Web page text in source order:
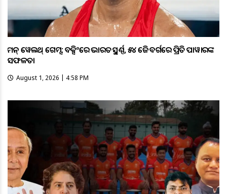
କମନ୍ ୱେଲଥ୍ ଗେମ୍ସ: ବକ୍ସିଂରେ ଭାରତକୁ ସ୍ବର୍ଣ୍ଣ, ୫୪ କେଜି ବର୍ଗରେ ପ୍ରିତି ପାୱାରଙ୍କ
ସଫଳତା
August 1, 2026 | 4:58 PM